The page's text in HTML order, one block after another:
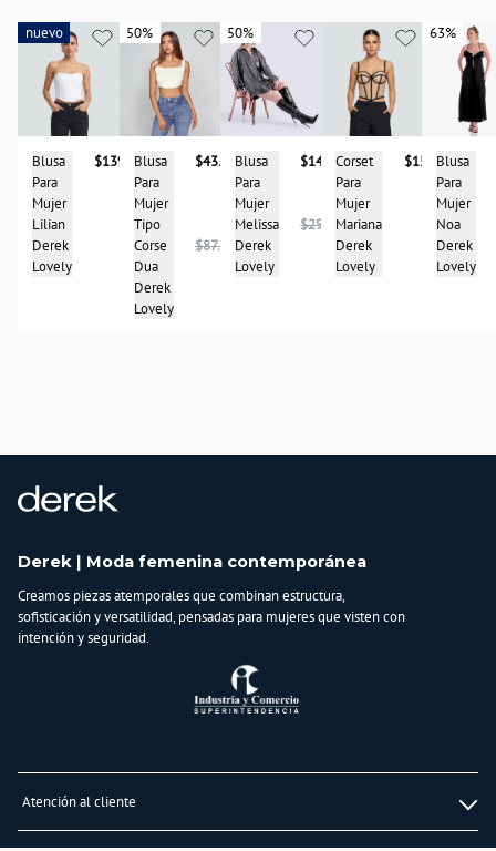
BAGUER SAS
Cuidado y Lavado
Lavar en maquina, no usar blanqueadores, lavar y secar con colores similares y
planchar a temperatura tibia
98% Algodón
2% Spandex
nuevo
nuevo
Blusa
Para
Mujer
Lilian
Derek
Lovely
$139.900
50%
50%
Blusa
Para
Mujer
Tipo
Corse
Dua
Derek
Lovely
$43.950
$87.900
50%
50%
Blusa
Para
Mujer
Melissa
Derek
Lovely
$148.975
$297.950
Corset
Para
Mujer
Mariana
Derek
Lovely
$157.900
63%
63%
Blusa
Para
Mujer
Noa
Derek
Lovely
Derek | Moda femenina contemporánea
Creamos piezas atemporales que combinan estructura,
sofisticación y versatilidad, pensadas para mujeres que visten con
intención y seguridad.
Atención al cliente